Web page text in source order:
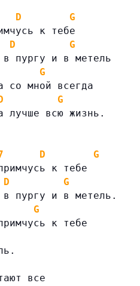
D
G
к тебе
D
G
пургу и в метель
G
со мной всегда
G
всю жизнь.
D
G
к тебе
D
G
пургу и в метель.
G
к тебе
все